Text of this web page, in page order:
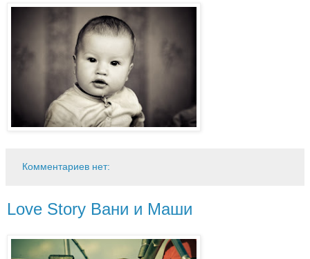
Комментариев нет:
Love Story Вани и Маши